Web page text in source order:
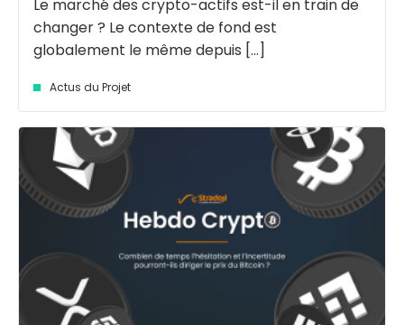
Le marché des crypto-actifs est-il en train de
changer ? Le contexte de fond est
globalement le même depuis [...]
Actus du Projet